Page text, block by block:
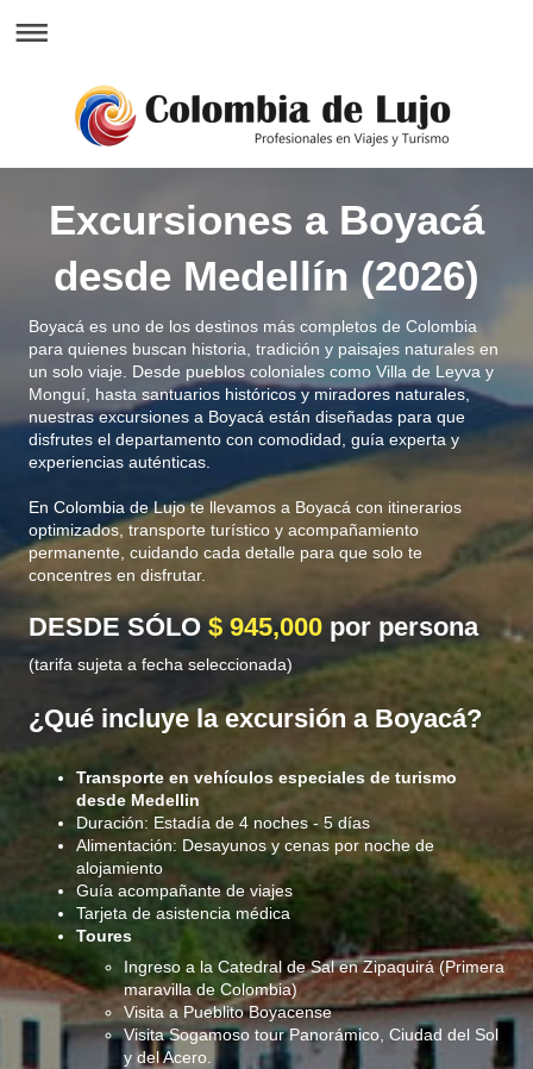
Excursiones a Boyacá
desde Medellín (2026)
Boyacá es uno de los destinos más completos de Colombia
para quienes buscan historia, tradición y paisajes naturales en
un solo viaje. Desde pueblos coloniales como Villa de Leyva y
Monguí, hasta santuarios históricos y miradores naturales,
nuestras excursiones a Boyacá están diseñadas para que
disfrutes el departamento con comodidad, guía experta y
experiencias auténticas.
En Colombia de Lujo te llevamos a Boyacá con itinerarios
optimizados, transporte turístico y acompañamiento
permanente, cuidando cada detalle para que solo te
concentres en disfrutar.
DESDE SÓLO$ 945,000 por persona
(tarifa sujeta a fecha seleccionada)
¿Qué incluye la excursión a Boyacá?
Transporte en vehículos especiales de turismo
desde Medellin
Duración: Estadía de 4 noches - 5 días
Alimentación: Desayunos y cenas por noche de
alojamiento
Guía acompañante de viajes
Tarjeta de asistencia médica
Toures​
Ingreso a la Catedral de Sal en Zipaquirá (Primera
maravilla de Colombia)
Visita a Pueblito Boyacense
Visita Sogamoso tour Panorámico, Ciudad del Sol
y del Acero.